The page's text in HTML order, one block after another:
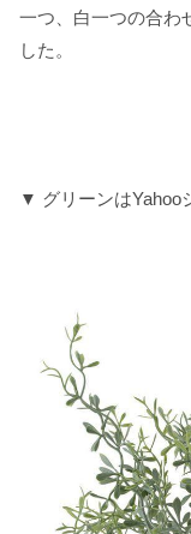
一つ、白一つの合わ
した。
▼ グリーンはYahoo